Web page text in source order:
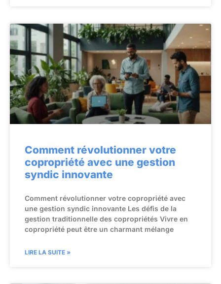
Comment révolutionner votre
copropriété avec une gestion
syndic innovante
Comment révolutionner votre copropriété avec
une gestion syndic innovante Les défis de la
gestion traditionnelle des copropriétés Vivre en
copropriété peut être un charmant mélange
LIRE LA SUITE »